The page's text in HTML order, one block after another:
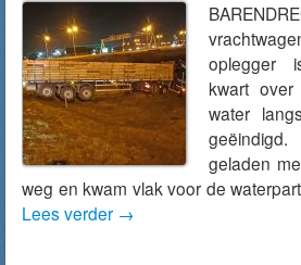
oplegger
kwart
water
geladen
weg en kwam vlak voor de
Lees verder →